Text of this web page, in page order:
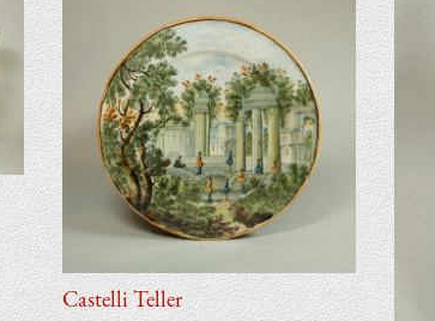
Cas­tel­li Teller